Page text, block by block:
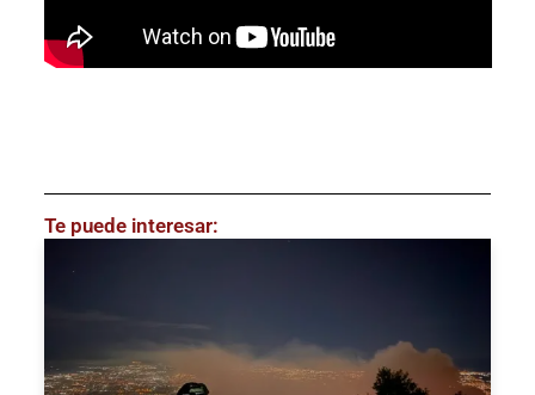
Te puede interesar: